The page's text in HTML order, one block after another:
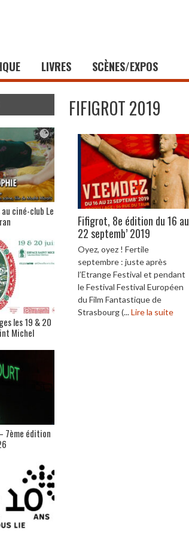
LIVRES SCÈNES/EXPOS
FIFIGROT 2019
Fifigrot, 8e édition du 16 au
22 septemb’ 2019
Oyez, oyez ! Fertile
septembre : juste après
l’Etrange Festival et pendant
le Festival Festival Européen
du Film Fantastique de
Strasbourg (...Lire la suite
au ciné-club Le
les 19 & 20
Michel
7ème édition